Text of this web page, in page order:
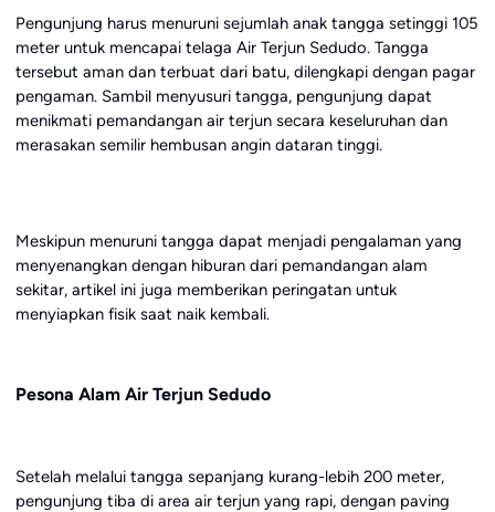
Pengunjung harus menuruni sejumlah anak tangga setinggi 105
meter untuk mencapai telaga Air Terjun Sedudo. Tangga
tersebut aman dan terbuat dari batu, dilengkapi dengan pagar
pengaman. Sambil menyusuri tangga, pengunjung dapat
menikmati pemandangan air terjun secara keseluruhan dan
merasakan semilir hembusan angin dataran tinggi.
Meskipun menuruni tangga dapat menjadi pengalaman yang
menyenangkan dengan hiburan dari pemandangan alam
sekitar, artikel ini juga memberikan peringatan untuk
menyiapkan fisik saat naik kembali.
Pesona Alam Air Terjun Sedudo
Setelah melalui tangga sepanjang kurang-lebih 200 meter,
pengunjung tiba di area air terjun yang rapi, dengan paving